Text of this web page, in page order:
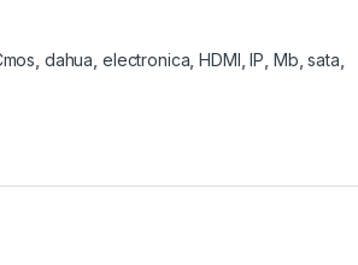
dahua electronica ,HDMI ,IP Mb ,sata